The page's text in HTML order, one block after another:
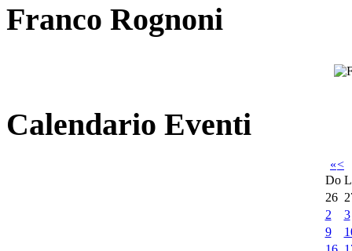
Franco Rognoni
Calendario Eventi
«<
Do
26
2
3
9